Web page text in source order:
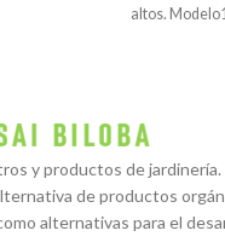
altos.
y productos de jardinería.
de productos
alternativas para el